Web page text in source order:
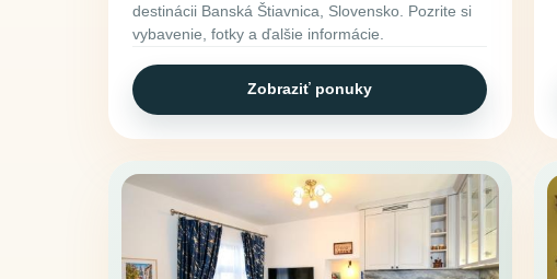
destinácii Banská Štiavnica, Slovensko. Pozrite si
vybavenie, fotky a ďalšie informácie.
Zobraziť ponuky